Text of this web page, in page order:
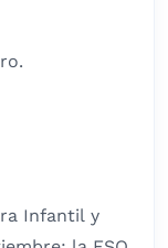
Infantil y